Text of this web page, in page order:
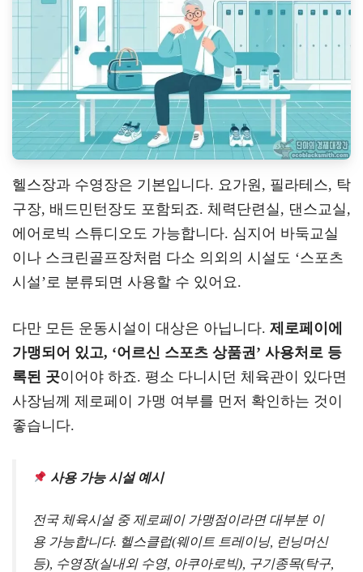
헬스장과 수영장은 기본입니다. 요가원, 필라테스, 탁
구장, 배드민턴장도 포함되죠. 체력단련실, 댄스교실,
에어로빅 스튜디오도 가능합니다. 심지어 바둑교실
이나 스크린골프장처럼 다소 의외의 시설도 ‘스포츠
시설’로 분류되면 사용할 수 있어요.
다만 모든 운동시설이 대상은 아닙니다. 제로페이에
가맹되어 있고, ‘어르신 스포츠 상품권’ 사용처로 등
록된 곳이어야 하죠. 평소 다니시던 체육관이 있다면
사장님께 제로페이 가맹 여부를 먼저 확인하는 것이
좋습니다.
사용 가능 시설 예시
전국 체육시설 중 제로페이 가맹점이라면 대부분 이
용 가능합니다. 헬스클럽(웨이트 트레이닝, 런닝머신
등), 수영장(실내외 수영, 아쿠아로빅), 구기종목(탁구,